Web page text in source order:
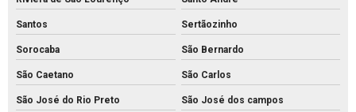
Piso intertravado de concreto preço
Piso intertravado de concreto retangular
Santos Sertãozinho
Sorocaba São Bernardo
São Caetano São Carlos
São José do Rio Preto São José dos campos